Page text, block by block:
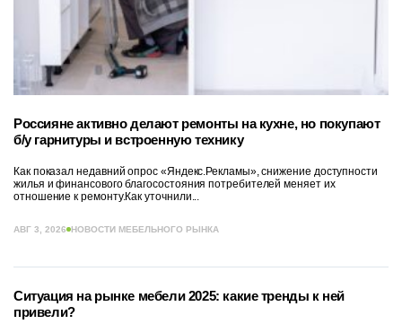
Россияне активно делают ремонты на кухне, но покупают
б/у гарнитуры и встроенную технику
Как показал недавний опрос «Яндекс.Рекламы», снижение доступности
жилья и финансового благосостояния потребителей меняет их
отношение к ремонту.Как уточнили...
АВГ 3, 2026 НОВОСТИ МЕБЕЛЬНОГО РЫНКА
Ситуация на рынке мебели 2025: какие тренды к ней
привели?